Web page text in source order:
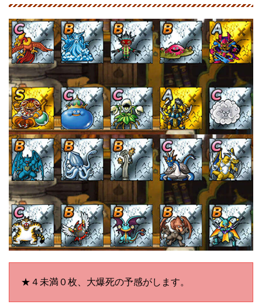
★４未満０枚、大爆死の予感がします。